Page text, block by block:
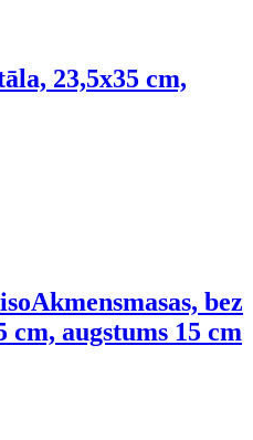
23,5x35 cm,
Akmensmasas, bez
cm, augstums 15 cm